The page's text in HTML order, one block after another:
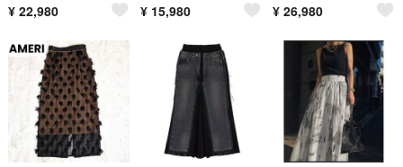
¥ 22,980 ¥ 15,980 ¥ 26,980